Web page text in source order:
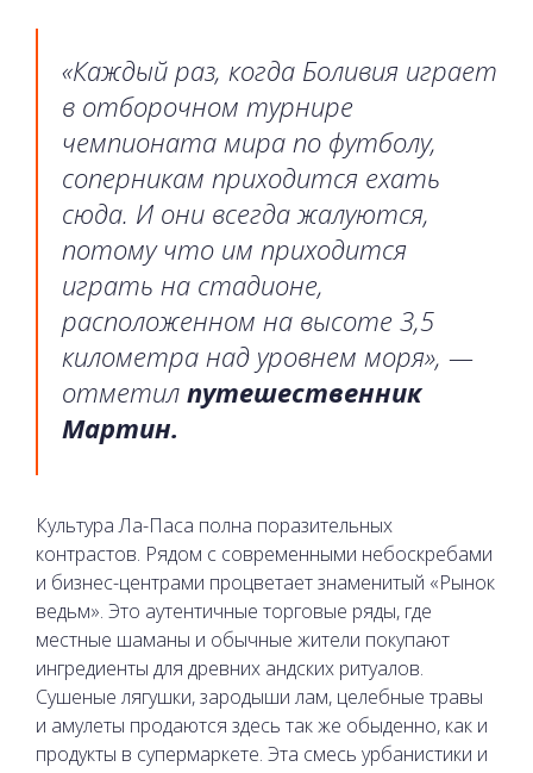
«Каждый раз, когда Боливия играет
в отборочном турнире
чемпионата мира по футболу,
соперникам приходится ехать
сюда. И они всегда жалуются,
потому что им приходится
играть на стадионе,
расположенном на высоте 3,5
километра над уровнем моря», —
отметил путешественник
Мартин.
Культура Ла-Паса полна поразительных
контрастов. Рядом с современными небоскребами
и бизнес-центрами процветает знаменитый «Рынок
ведьм». Это аутентичные торговые ряды, где
местные шаманы и обычные жители покупают
ингредиенты для древних андских ритуалов.
Сушеные лягушки, зародыши лам, целебные травы
и амулеты продаются здесь так же обыденно, как и
продукты в супермаркете. Эта смесь урбанистики и